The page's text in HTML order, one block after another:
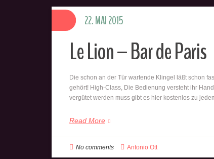
Le Lion – Bar de Paris
Die schon an der Tür wartende Klingel läßt schon
gehört! High-Class, Die Bedienung versteht ihr
vergütet werden muss gibt es hier kostenlos zu
Read More
22. MAI 2015
No comments Antonio Ott